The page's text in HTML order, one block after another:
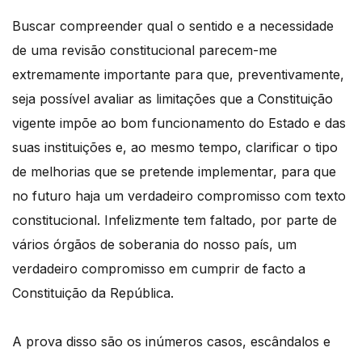
Buscar compreender qual o sentido e a necessidade
de uma revisão constitucional parecem-me
extremamente importante para que, preventivamente,
seja possível avaliar as limitações que a Constituição
vigente impõe ao bom funcionamento do Estado e das
suas instituições e, ao mesmo tempo, clarificar o tipo
de melhorias que se pretende implementar, para que
no futuro haja um verdadeiro compromisso com texto
constitucional. Infelizmente tem faltado, por parte de
vários órgãos de soberania do nosso país, um
verdadeiro compromisso em cumprir de facto a
Constituição da República.
A prova disso são os inúmeros casos, escândalos e